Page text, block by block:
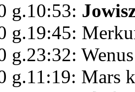
g.10:53:
g.19:45:
g.23:32:
g.11:19: Mars